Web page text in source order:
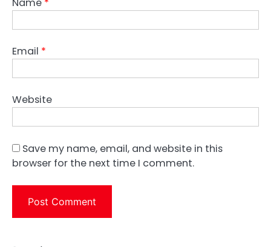
Name *
Email *
Website
Save my name, email, and website in this
browser for the next time I comment.